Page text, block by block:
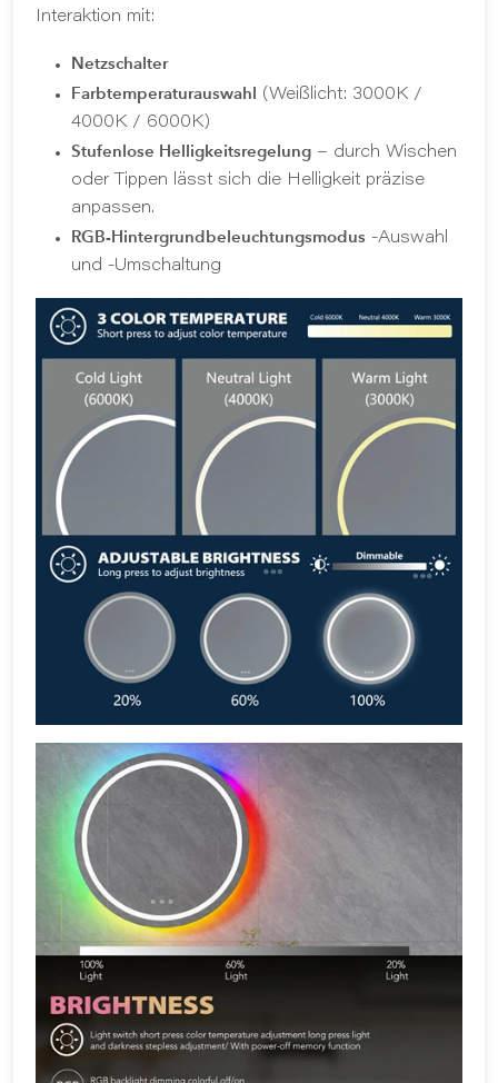
Interaktion mit:
Netzschalter
Farbtemperaturauswahl (Weißlicht: 3000K /
4000K / 6000K)
Stufenlose Helligkeitsregelung – durch Wischen
oder Tippen lässt sich die Helligkeit präzise
anpassen.
RGB-Hintergrundbeleuchtungsmodus -Auswahl
und -Umschaltung